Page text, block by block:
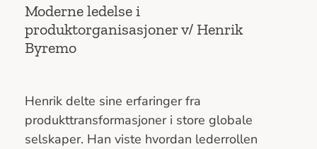
Moderne ledelse i
produktorganisasjoner v/ Henrik
Byremo
Henrik delte sine erfaringer fra
produkttransformasjoner i store globale
selskaper. Han viste hvordan lederrollen